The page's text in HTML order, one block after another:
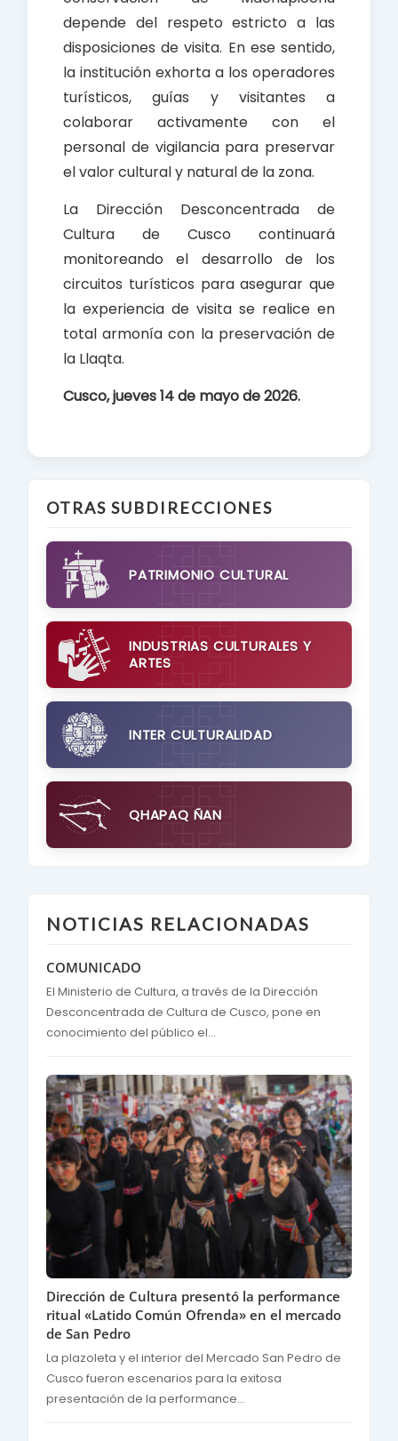
depende del respeto estricto a las
disposiciones de visita. En ese sentido,
la institución exhorta a los operadores
turísticos, guías y visitantes a
colaborar activamente con el
personal de vigilancia para preservar
el valor cultural y natural de la zona.
La Dirección Desconcentrada de
Cultura de Cusco continuará
monitoreando el desarrollo de los
circuitos turísticos para asegurar que
la experiencia de visita se realice en
total armonía con la preservación de
la Llaqta.
Cusco, jueves 14 de mayo de 2026.
OTRAS SUBDIRECCIONES
PATRIMONIO CULTURAL
INDUSTRIAS CULTURALES Y
ARTES
INTER CULTURALIDAD
QHAPAQ ÑAN
NOTICIAS RELACIONADAS
COMUNICADO
El Ministerio de Cultura, a través de la Dirección
Desconcentrada de Cultura de Cusco, pone en
conocimiento del público el...
Dirección de Cultura presentó la performance
ritual «Latido Común Ofrenda» en el mercado
de San Pedro
La plazoleta y el interior del Mercado San Pedro de
Cusco fueron escenarios para la exitosa
presentación de la performance...